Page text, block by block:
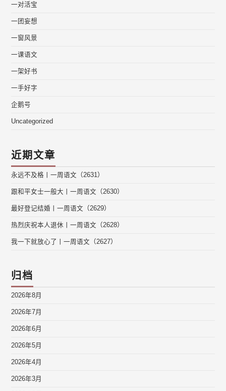
一对活宝
一团妄想
一窗风景
一课语文
一架好书
一手好字
企鹅号
Uncategorized
近期文章
永远不及格丨一周语文（2631）
跟和平女士一般大丨一周语文（2630）
最好登记结婚丨一周语文（2629）
热烈庆祝本人退休丨一周语文（2628）
我一下就放心了丨一周语文（2627）
归档
2026年8月
2026年7月
2026年6月
2026年5月
2026年4月
2026年3月